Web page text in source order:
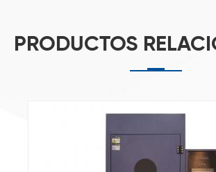
PRODUCTOS